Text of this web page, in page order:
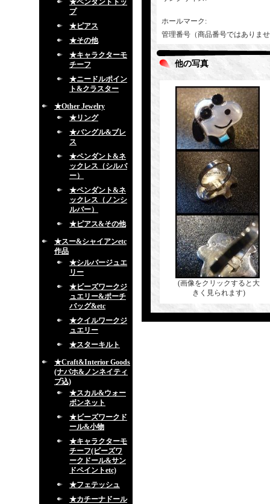
★ペンダントトッ
プ
★ピアス
★その他
★キャラクターモ
チーフ
★ニードルポイン
ト&クラスター
★Other Jewelry
★リング
★バングル&ブレ
ス
★ペンダント&ネ
ックレス（シルバ
ー）
★ペンダント&ネ
ックレス（ノンシ
ルバー）
★ピアス&その他
★スー&シャイアンetc
作品
★シルバージュエ
リー
★ビーズワークジ
ュエリー&ポーチ
バッグ&etc
★クイルワークジ
ュエリー
★スターキルト
★Craft&Interior Goods
(ナバホ&ノンネイティ
ブ込)
★スカル&ウォー
ボンネット
★ビーズワークド
ール&小物
★キャラクターモ
チーフ(ビーズワ
ークドール&サン
ドペイントetc)
★フェテッシュ
★カチーナドール
ホールマーク :
管理番号（商品番号ではありま
他の写真
(画像をクリックすると大
きく見られます)